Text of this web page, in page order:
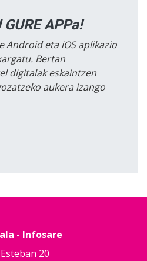
APPa!
Android eta iOS aplikazio
Bertan
digitalak eskaintzen
aukera izango
- Infosare
20